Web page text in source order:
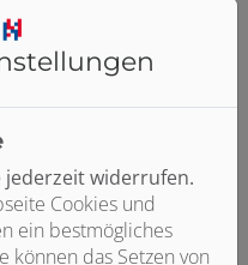
Heizkörper,
bekommen
für ein
jederzeit widerrufen.
Cookies und
ein bestmögliches
können das Setzen von